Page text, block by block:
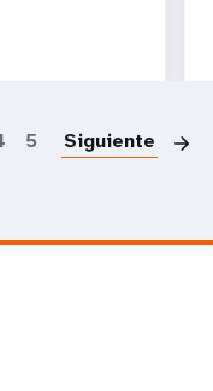
5 Siguiente